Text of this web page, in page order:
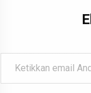
Ketikkan email Anda...